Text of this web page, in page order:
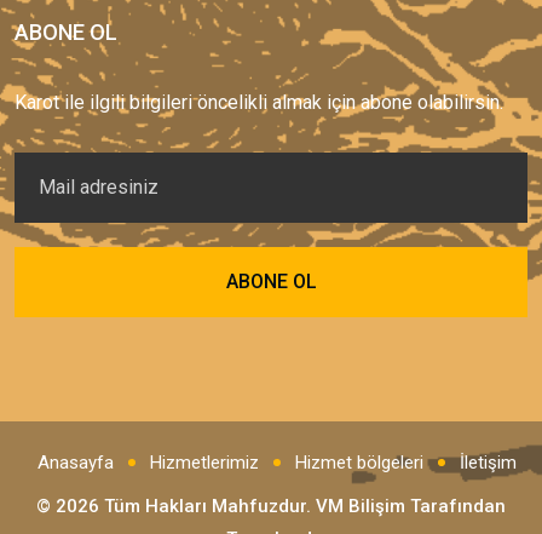
ABONE OL
Karot ile ilgili bilgileri öncelikli almak için abone olabilirsin.
Anasayfa Hizmetlerimiz Hizmet bölgeleri
İletişim
© 2026 Tüm Hakları Mahfuzdur. VM Bilişim Tarafından